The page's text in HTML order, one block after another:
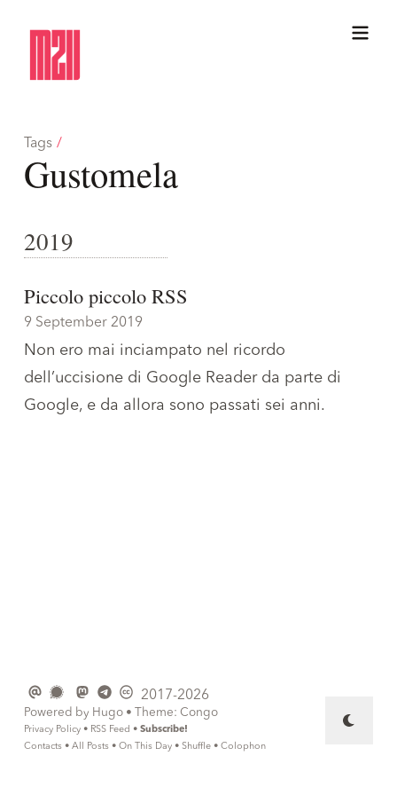
Tags /
Gustomela
2019
Piccolo piccolo RSS
9 September 2019
Non ero mai inciampato nel ricordo
dell’uccisione di Google Reader da parte di
Google, e da allora sono passati sei anni.
2017-2026
Powered by Hugo • Theme: Congo
Privacy Policy • RSS Feed • Subscribe!
Contacts • All Posts • On This Day • Shuffle • Colophon